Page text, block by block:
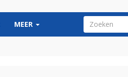
MEER ZOEKVELD